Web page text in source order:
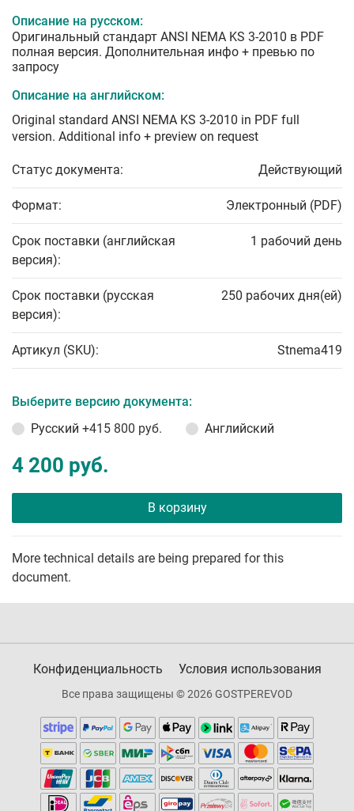
Описание на русском:
Оригинальный стандарт ANSI NEMA KS 3-2010 в PDF
полная версия. Дополнительная инфо + превью по
запросу
Описание на английском:
Original standard ANSI NEMA KS 3-2010 in PDF full
version. Additional info + preview on request
Статус документа: Действующий
Формат: Электронный (PDF)
Срок поставки (английская
версия):
1 рабочий день
Срок поставки (русская
версия):
250 рабочих дня(ей)
Артикул (SKU): Stnema419
Выберите версию документа:
Русский +415 800 руб. Английский
4 200 руб.
В корзину
More technical details are being prepared for this
document.
Конфиденциальность Условия использования
Все права защищены © 2026 GOSTPEREVOD